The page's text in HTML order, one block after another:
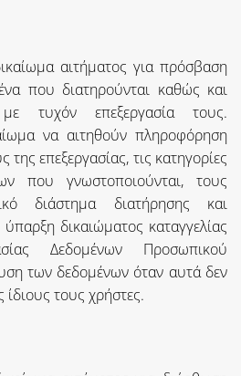
αιτήματος για πρόσβαση
που διατηρούνται καθώς και
τυχόν επεξεργασία τους.
να αιτηθούν πληροφόρηση
της επεξεργασίας, τις κατηγορίες
που γνωστοποιούνται, τους
διάστημα διατήρησης και
δικαιώματος καταγγελίας
Δεδομένων Προσωπικού
των δεδομένων όταν αυτά δεν
ίδιους τους χρήστες.